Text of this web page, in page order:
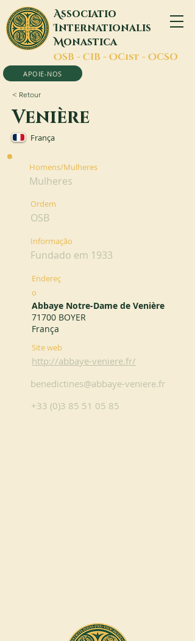
Associatio
Internationalis
Monastica
OSB - CIB - OCist - OCSO
APOIE-NOS
< Retour
Venière
França
Homens/Mulheres
Mulheres
Ordem
OSB
Informação
Fundado em 1933
Endereç
o
Abbaye Notre-Dame de Venière
71700 BOYER
França
Site web
http://abbaye-veniere.fr/
benedictines@abbaye-veniere.fr
+33 (0)3 85 51 05 85